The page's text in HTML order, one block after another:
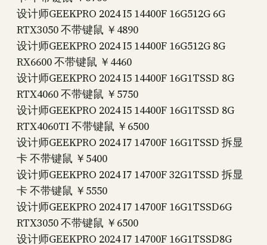
设计师GEEKPRO 2024 I5 14400F 16G512G 6G
RTX3050 不带键鼠 ￥4890
设计师GEEKPRO 2024 I5 14400F 16G512G 8G
RX6600 不带键鼠 ￥4460
设计师GEEKPRO 2024 I5 14400F 16G1TSSD 8G
RTX4060 不带键鼠 ￥5750
设计师GEEKPRO 2024 I5 14400F 16G1TSSD 8G
RTX4060TI 不带键鼠 ￥6500
设计师GEEKPRO 2024 I7 14700F 16G1TSSD 拆显
卡 不带键鼠 ￥5400
设计师GEEKPRO 2024 I7 14700F 32G1TSSD 拆显
卡 不带键鼠 ￥5550
设计师GEEKPRO 2024 I7 14700F 16G1TSSD6G
RTX3050 不带键鼠 ￥6500
设计师GEEKPRO 2024 I7 14700F 16G1TSSD8G